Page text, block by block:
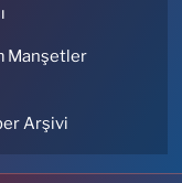
Manşetler
Arşivi